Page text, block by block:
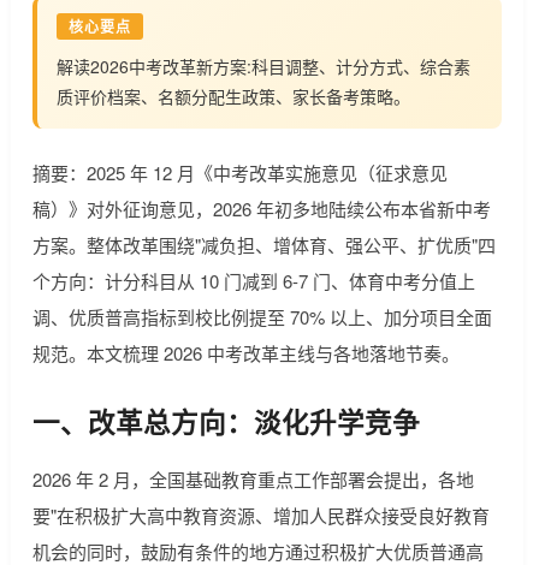
核心要点
解读2026中考改革新方案:科目调整、计分方式、综合素
质评价档案、名额分配生政策、家长备考策略。
摘要：2025 年 12 月《中考改革实施意见（征求意见
稿）》对外征询意见，2026 年初多地陆续公布本省新中考
方案。整体改革围绕"减负担、增体育、强公平、扩优质"四
个方向：计分科目从 10 门减到 6-7 门、体育中考分值上
调、优质普高指标到校比例提至 70% 以上、加分项目全面
规范。本文梳理 2026 中考改革主线与各地落地节奏。
一、改革总方向：淡化升学竞争
2026 年 2 月，全国基础教育重点工作部署会提出，各地
要"在积极扩大高中教育资源、增加人民群众接受良好教育
机会的同时，鼓励有条件的地方通过积极扩大优质普通高